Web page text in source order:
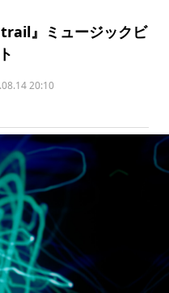
』ミュージックビ
20:10